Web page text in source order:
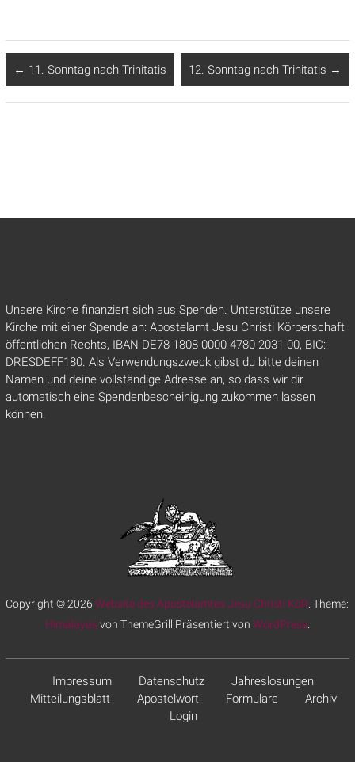
← 11. Sonntag nach Trinitatis 12. Sonntag nach Trinitatis →
Unsere Kirche finanziert sich aus Spenden. Unterstütze unsere
Kirche mit einer Spende an: Apostelamt Jesu Christi Körperschaft
öffentlichen Rechts, IBAN DE78 1808 0000 4780 2031 00, BIC:
DRESDEFF180. Als Verwendungszweck gibst du bitte deinen
Namen und deine vollständige Adresse an, so dass wir dir
automatisch eine Spendenbescheinigung zukommen lassen
können.
Copyright © 2026Website des Apostelamtes Jesu Christi KöR. Theme:
Himalayasvon ThemeGrill Präsentiert von WordPress.
Impressum Datenschutz
Jahreslosungen
Mitteilungsblatt
Apostelwort Formulare
Archiv
Login